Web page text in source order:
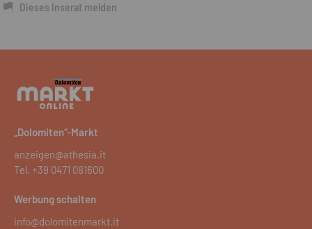
Dieses Inserat melden
„Dolomiten“-Markt
anzeigen@athesia.it
Tel. +39 0471 081600
Werbung schalten
info@dolomitenmarkt.it